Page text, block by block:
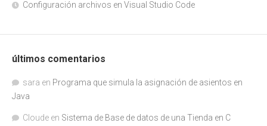
Configuración archivos en Visual Studio Code
últimos comentarios
sara en Programa que simula la asignación de asientos en
Java
Cloude en Sistema de Base de datos de una Tienda en C